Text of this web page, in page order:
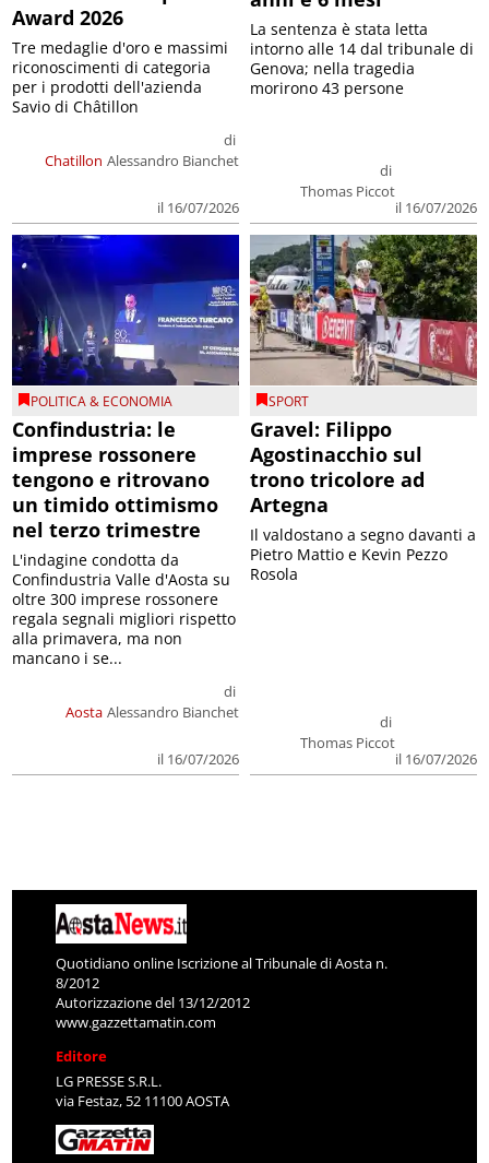
Award 2026
Chatillon
di
Alessandro Bianchet
il 16/07/2026
Tre medaglie d'oro e massimi
riconoscimenti di categoria
per i prodotti dell'azienda
Savio di Châtillon
di
Thomas Piccot
il 16/07/2026
La sentenza è stata letta
intorno alle 14 dal tribunale di
Genova; nella tragedia
morirono 43 persone
POLITICA & ECONOMIA
Confindustria: le
imprese rossonere
tengono e ritrovano
un timido ottimismo
nel terzo trimestre
Aosta
di
Alessandro Bianchet
il 16/07/2026
L'indagine condotta da
Confindustria Valle d'Aosta su
oltre 300 imprese rossonere
regala segnali migliori rispetto
alla primavera, ma non
mancano i se...
SPORT
Gravel: Filippo
Agostinacchio sul
trono tricolore ad
Artegna
di
Thomas Piccot
il 16/07/2026
Il valdostano a segno davanti a
Pietro Mattio e Kevin Pezzo
Rosola
Quotidiano online Iscrizione al Tribunale di Aosta n.
8/2012
Autorizzazione del 13/12/2012
www.gazzettamatin.com
Editore
LG PRESSE S.R.L.
via Festaz, 52 11100 AOSTA